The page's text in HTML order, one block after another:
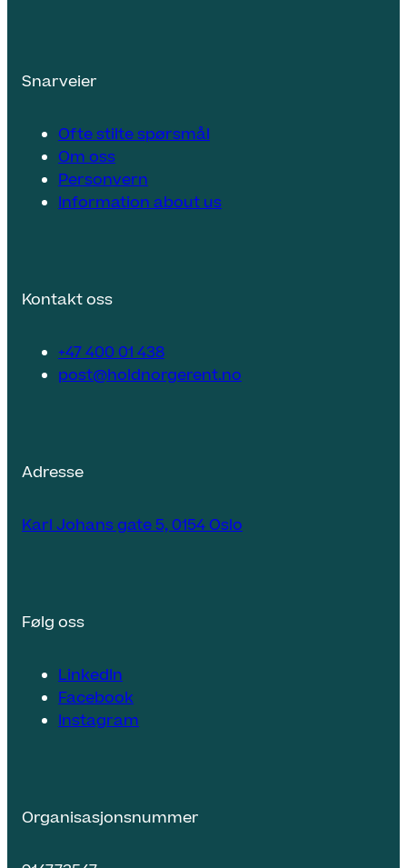
Snarveier
Ofte stilte spørsmål
Om oss
Personvern
Information about us
Kontakt oss
+47 400 01 438
post@holdnorgerent.no
Adresse
Karl Johans gate 5, 0154 Oslo
Følg oss
LinkedIn
Facebook
Instagram
Organisasjonsnummer